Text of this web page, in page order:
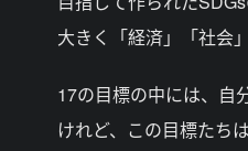
大きく「経済」「社会
17の目標の中には、自
けれど、この目標たち